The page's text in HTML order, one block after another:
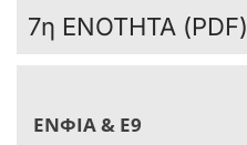
7η ΕΝΟΤΗΤΑ (PDF)
ΕΝΦΙΑ & Ε9